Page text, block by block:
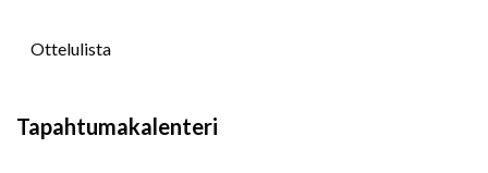
Ottelulista
Tapahtumakalenteri